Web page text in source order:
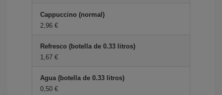
Cappuccino (normal)
2,96 €
Refresco (botella de 0.33 litros)
1,67 €
Agua (botella de 0.33 litros)
0,50 €